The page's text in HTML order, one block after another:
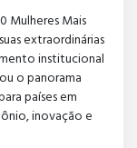
Mulheres Mais
extraordinárias
institucional
o panorama
países em
inovação e